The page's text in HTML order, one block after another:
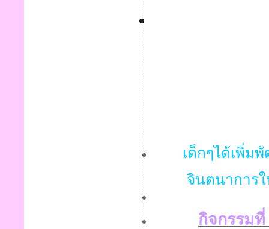
เด็กๆได้เพิ่ม
จินตนาการ
กิจกรรมที่